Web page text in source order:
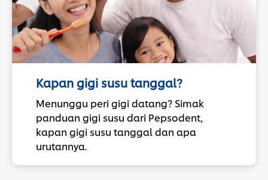
Kapan gigi susu tanggal?
Menunggu peri gigi datang? Simak
panduan gigi susu dari Pepsodent,
kapan gigi susu tanggal dan apa
urutannya.